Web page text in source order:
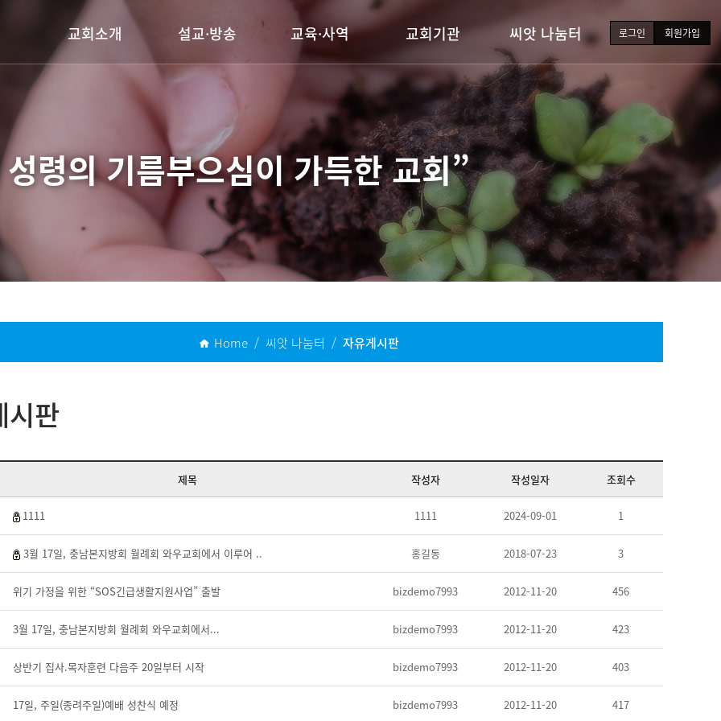
교회소개
섬기는 이들
설교·방송
주일설교
교육·사역
전도사역
선교사역
교회기관
유·초등부
중·고등부
청년부
장년부
씨앗 나눔터
새가족소개
포토갤러리
교회소식
행사일정
자유게시판
자료실
로그인 회원가입
령의 기름부으심이가득한 교회”
Home / 씨앗 나눔터 / 자유게시판
시판
제목 작성자 작성일자 조회수
1111 1111 2024-09-01 1
3월 17일, 충남본지방회 월례회 와우교회에서 이루어 .. 홍길동 2018-07-23 3
위기 가정을 위한 “SOS긴급생활지원사업” 출발 bizdemo7993 2012-11-20 456
3월 17일, 충남본지방회 월례회 와우교회에서... bizdemo7993 2012-11-20 423
상반기 집사.목자훈련 다음주 20일부터 시작 bizdemo7993 2012-11-20 403
17일, 주일(종려주일)예배 성찬식 예정 bizdemo7993 2012-11-20 417